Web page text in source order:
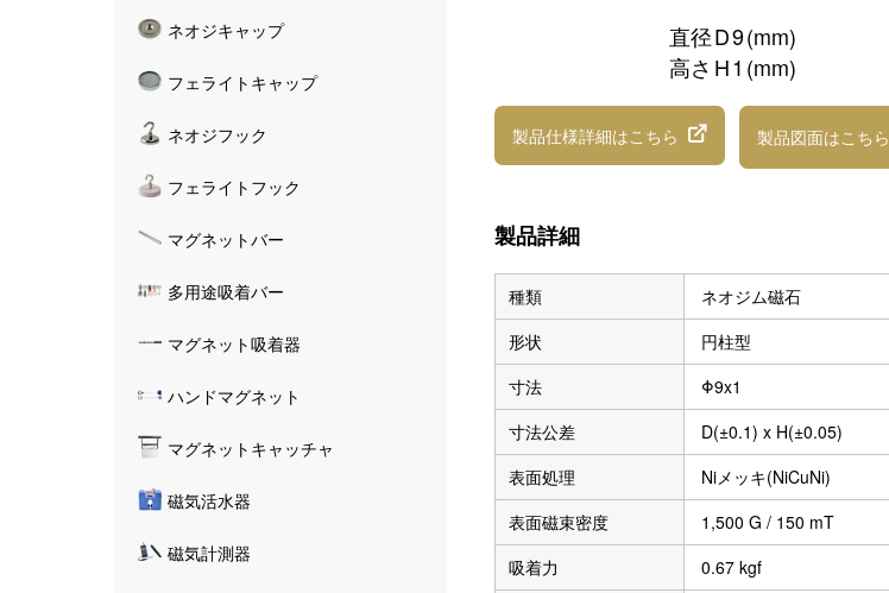
ネオジキャップ
フェライトキャップ
ネオジフック
フェライトフック
マグネットバー
多用途吸着バー
マグネット吸着器
ハンドマグネット
マグネットキャッチャ
磁気活水器
磁気計測器
直径D9(mm)
高さ H1 (mm)
製品仕様詳細はこちら 製品図面はこちら
製品詳細
種類
ネオジム磁石
形状
円柱型
寸法
Φ9x1
寸法公差
D(±0.1) x H(±0.05)
表面処理
Niメッキ(NiCuNi)
表面磁束密度
1,500 G / 150 mT
吸着力
0.67 kgf